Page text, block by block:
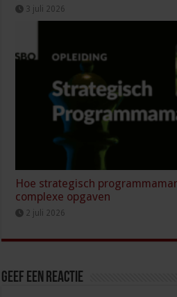
3 juli 2026
Hoe strategisch
complexe opgaven
2 juli 2026
Geef een reactie